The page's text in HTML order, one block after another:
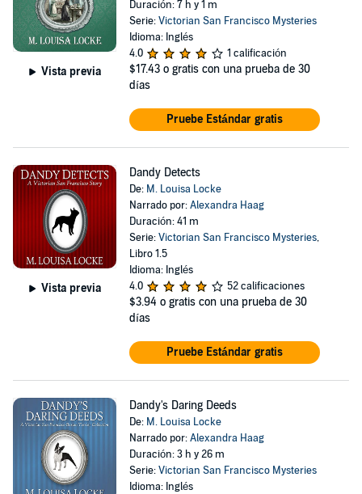
Vista previa
Duración: 7 h y 1 m
Serie:Victorian San Francisco Mysteries
Idioma: Inglés
4.0
1 calificación
$17.43 o gratis con una prueba de 30
días
Pruebe Estándar gratis
Vista previa
Dandy Detects
De: M. Louisa Locke
Narrado por:Alexandra Haag
Duración: 41 m
Serie:Victorian San Francisco Mysteries,
Libro 1.5
Idioma: Inglés
4.0
52 calificaciones
$3.94 o gratis con una prueba de 30
días
Pruebe Estándar gratis
Dandy's Daring Deeds
De: M. Louisa Locke
Narrado por:Alexandra Haag
Duración: 3 h y 26 m
Serie:Victorian San Francisco Mysteries
Idioma: Inglés